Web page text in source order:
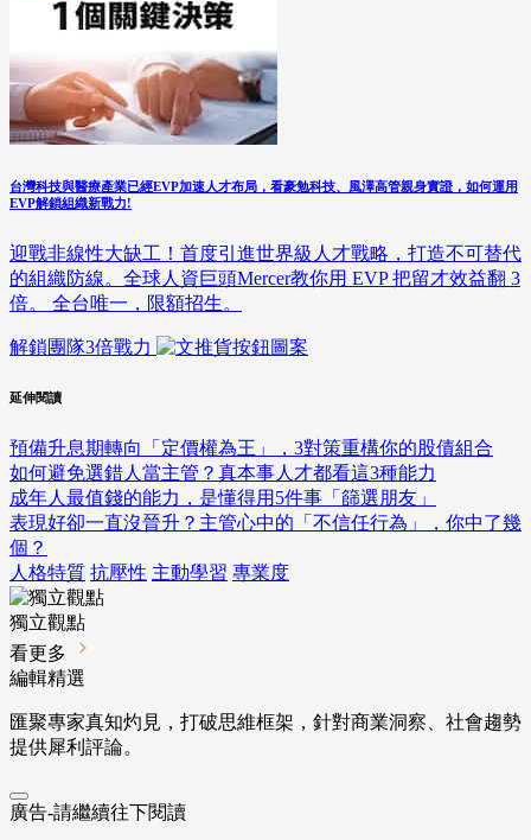
台灣科技與醫療產業已經EVP加速人才布局，看豪勉科技、風澤高管親身實證，如何運用
EVP解鎖組織新戰力!
迎戰非線性大缺工！首度引進世界級人才戰略，打造不可替代
的組織防線。全球人資巨頭Mercer教你用 EVP 把留才效益翻 3
倍。 全台唯一，限額招生。
解鎖團隊3倍戰力
延伸閱讀
預備升息期轉向「定價權為王」，3對策重構你的股債組合
如何避免選錯人當主管？真本事人才都看這3種能力
成年人最值錢的能力，是懂得用5件事「篩選朋友」
表現好卻一直沒晉升？主管心中的「不信任行為」，你中了幾
個？
人格特質 抗壓性 主動學習 專業度
獨立觀點
看更多
編輯精選
匯聚專家真知灼見，打破思維框架，針對商業洞察、社會趨勢
提供犀利評論。
廣告-請繼續往下閱讀